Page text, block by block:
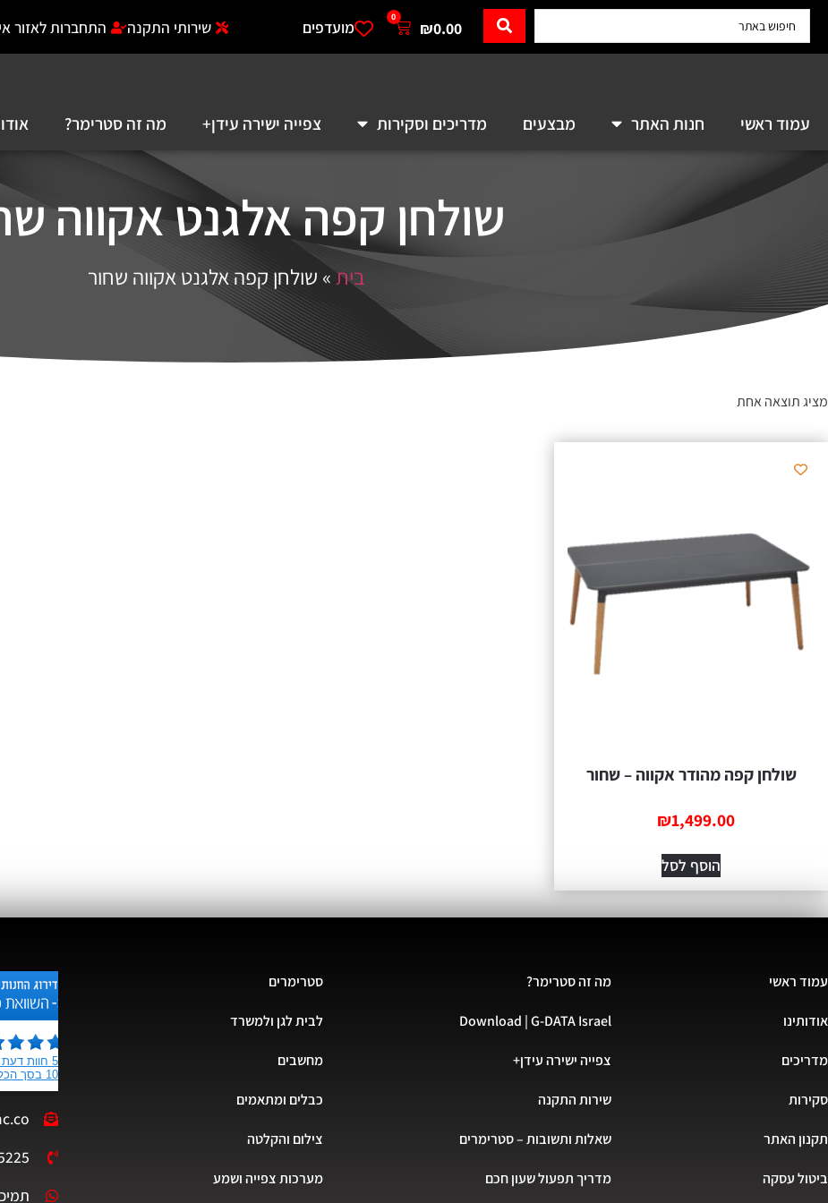
₪0.00
0
מועדפים שירותי התקנה התחברות לאזור
עמוד ראשי חנות האתר מבצעים מדריכים וסקירות צפייה ישירה עידן+ מה זה סטרימר?
שולחן קפה אלגנט אקווה
בית» שולחן קפה אלגנט אקווה שחור
מציג תוצאה אחת
שולחן קפה מהודר אקווה – שחור
₪1,499.00
הוסף לסל
עמוד ראשי
אודותינו
מדריכים
סקירות
תקנון האתר
ביטול עסקה
מה זה סטרימר?
Download | G-DATA Israel
צפייה ישירה עידן+
שירות התקנה
שאלות ותשובות – סטרימרים
מדריך תפעול שעון חכם
סטרימרים
לבית לגן ולמשרד
מחשבים
כבלים ומתאמים
צילום והקלטה
מערכות צפייה ושמע